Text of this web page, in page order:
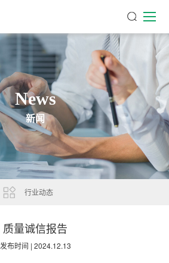
News
新闻
行业动态
质量诚信报告
发布时间 | 2024.12.13